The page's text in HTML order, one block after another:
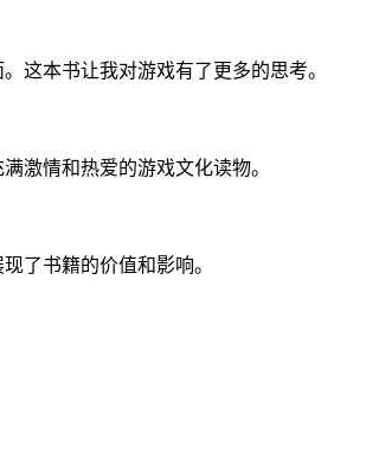
这本书让我对游戏有了更多的思考。
激情和热爱的游戏文化读物。
了书籍的价值和影响。